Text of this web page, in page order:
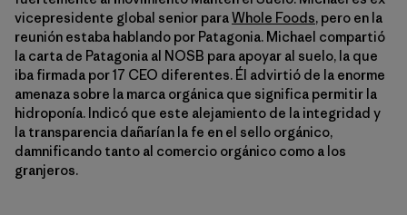
vicepresidente global senior paraWhole Foods, pero en la
reunión estaba hablando por Patagonia. Michael compartió
la carta de Patagonia al NOSB para apoyar al suelo, la que
iba firmada por 17 CEO diferentes. Él advirtió de la enorme
amenaza sobre la marca orgánica que significa permitir la
hidroponía. Indicó que este alejamiento de la integridad y
la transparencia dañarían la fe en el sello orgánico,
damnificando tanto al comercio orgánico como a los
granjeros.